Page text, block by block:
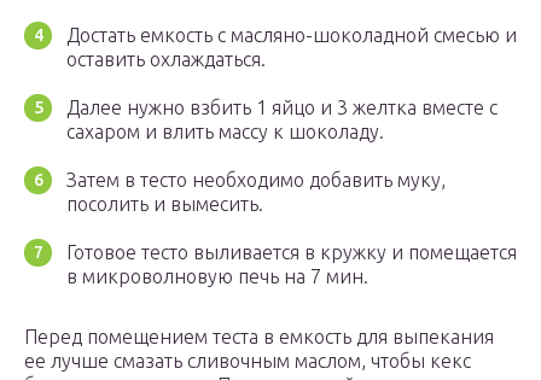
Достать емкость с масляно-шоколадной смесью и
оставить охлаждаться.
Далее нужно взбить 1 яйцо и 3 желтка вместе с
сахаром и влить массу к шоколаду.
Затем в тесто необходимо добавить муку,
посолить и вымесить.
Готовое тесто выливается в кружку и помещается
в микроволновую печь на 7 мин.
Перед помещением теста в емкость для выпекания
ее лучше смазать сливочным маслом, чтобы кекс